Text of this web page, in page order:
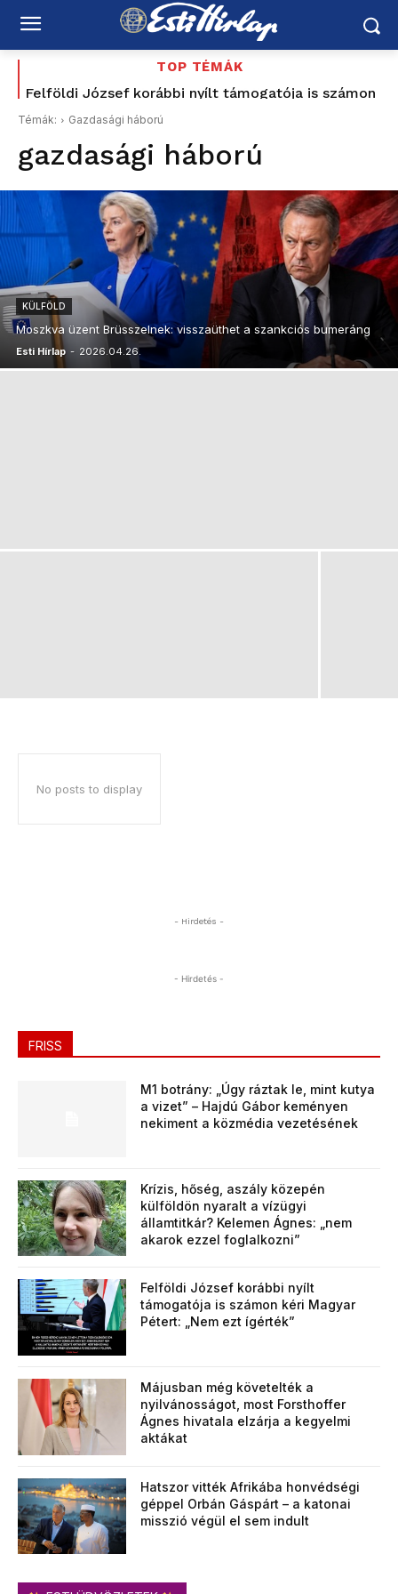
TOP TÉMÁK
Felföldi József korábbi nyílt támogatója is számon
kéri Magyar Pétert: „Nem ezt ígérték”
Témák: Gazdasági háború
gazdasági háború
KÜLFÖLD
Moszkva üzent Brüsszelnek: visszaüthet a szankciós bumeráng
Esti Hírlap - 2026.04.26.
No posts to display
- Hirdetés -
- Hirdetés -
FRISS
M1 botrány: „Úgy ráztak le, mint kutya
a vizet” – Hajdú Gábor keményen
nekiment a közmédia vezetésének
Krízis, hőség, aszály közepén
külföldön nyaralt a vízügyi
államtitkár? Kelemen Ágnes: „nem
akarok ezzel foglalkozni”
Felföldi József korábbi nyílt
támogatója is számon kéri Magyar
Pétert: „Nem ezt ígérték”
Májusban még követelték a
nyilvánosságot, most Forsthoffer
Ágnes hivatala elzárja a kegyelmi
aktákat
Hatszor vitték Afrikába honvédségi
géppel Orbán Gáspárt – a katonai
misszió végül el sem indult